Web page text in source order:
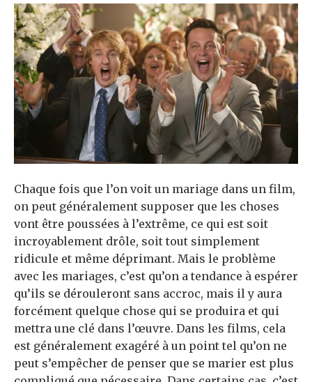
Chaque fois que l’on voit un mariage dans un film,
on peut généralement supposer que les choses
vont être poussées à l’extrême, ce qui est soit
incroyablement drôle, soit tout simplement
ridicule et même déprimant. Mais le problème
avec les mariages, c’est qu’on a tendance à espérer
qu’ils se dérouleront sans accroc, mais il y aura
forcément quelque chose qui se produira et qui
mettra une clé dans l’œuvre. Dans les films, cela
est généralement exagéré à un point tel qu’on ne
peut s’empêcher de penser que se marier est plus